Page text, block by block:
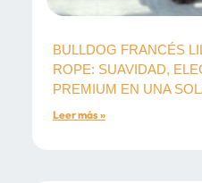
BULLDOG FRANCÉS
ROPE: SUAVIDAD,
PREMIUM EN UNA
Leer más »